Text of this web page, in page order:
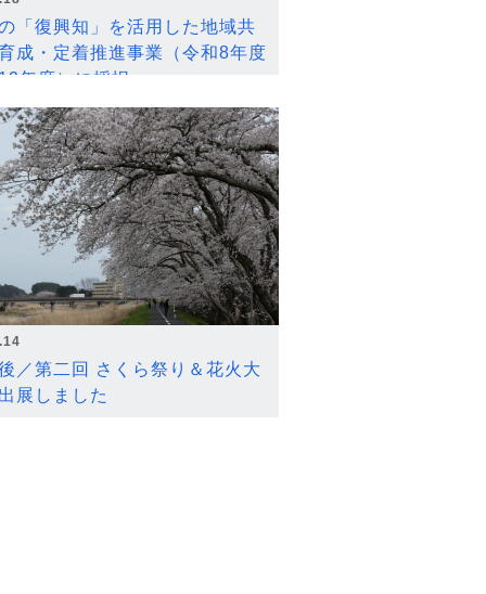
「復興知」を活用した地域共
成・定着推進事業（令和8年度
年度）に採択
／第二回 さくら祭り＆花火大
展しました